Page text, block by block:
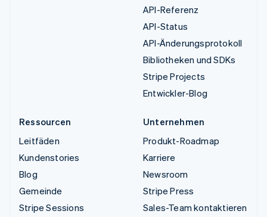
API-Referenz
API-Status
API-Änderungsprotokoll
Bibliotheken und SDKs
Stripe Projects
Entwickler-Blog
Ressourcen
Leitfäden
Kundenstories
Blog
Gemeinde
Stripe Sessions
Unternehmen
Produkt-Roadmap
Karriere
Newsroom
Stripe Press
Sales-Team kontaktieren